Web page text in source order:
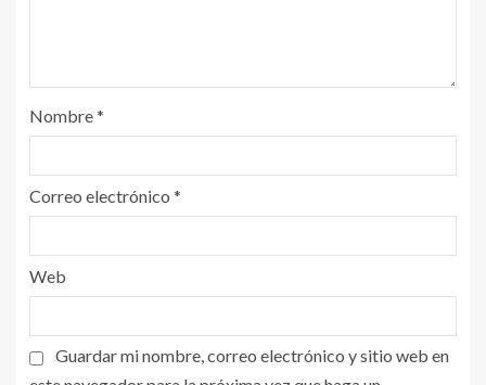
Nombre*
Correo electrónico *
Web
Guardar mi nombre, correo electrónico y sitio web en